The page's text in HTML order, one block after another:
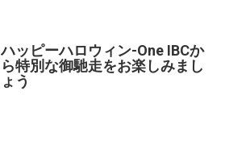
ハッピーハロウィン-One IBCか
ら特別な御馳走をお楽しみまし
ょう